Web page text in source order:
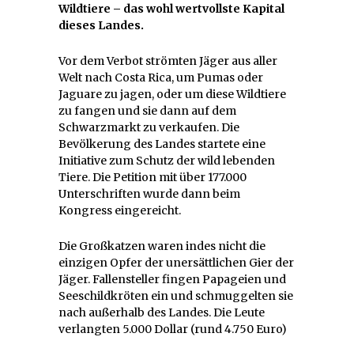
Wildtiere – das wohl wertvollste Kapital
dieses Landes.
Vor dem Verbot strömten Jäger aus aller
Welt nach Costa Rica, um Pumas oder
Jaguare zu jagen, oder um diese Wildtiere
zu fangen und sie dann auf dem
Schwarzmarkt zu verkaufen. Die
Bevölkerung des Landes startete eine
Initiative zum Schutz der wild lebenden
Tiere. Die Petition mit über 177.000
Unterschriften wurde dann beim
Kongress eingereicht.
Die Großkatzen waren indes nicht die
einzigen Opfer der unersättlichen Gier der
Jäger. Fallensteller fingen Papageien und
Seeschildkröten ein und schmuggelten sie
nach außerhalb des Landes. Die Leute
verlangten 5.000 Dollar (rund 4.750 Euro)